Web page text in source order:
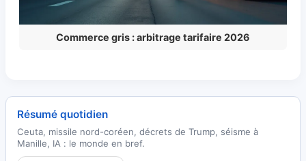
Commerce gris : arbitrage tarifaire 2026
Résumé quotidien
Ceuta, missile nord-coréen, décrets de Trump, séisme à
Manille, IA : le monde en bref.